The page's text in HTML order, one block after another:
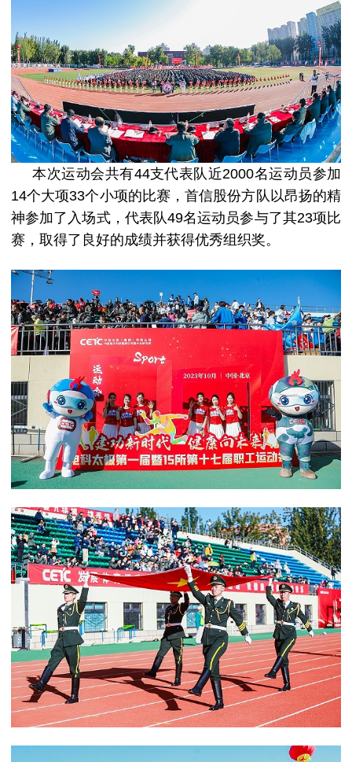
本次运动会共有44支代表队近2000名运动员参加
14个大项33个小项的比赛，首信股份方队以昂扬的精
神参加了入场式，代表队49名运动员参与了其23项比
赛，取得了良好的成绩并获得优秀组织奖。